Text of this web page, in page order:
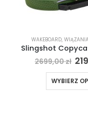
WAKEBOARD,
Slingshot
2699,00zł
WYBIERZ